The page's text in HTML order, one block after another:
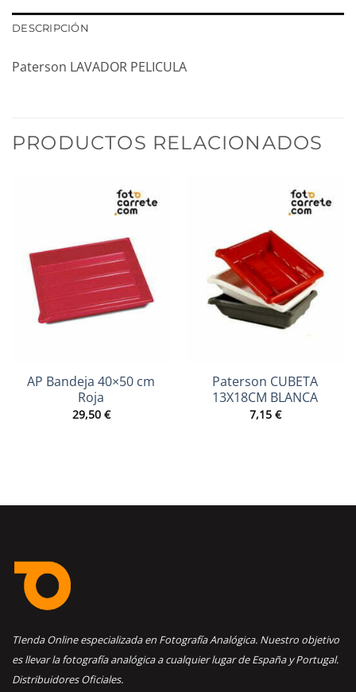
DESCRIPCIÓN
Paterson LAVADOR PELICULA
PRODUCTOS RELACIONADOS
AP Bandeja 40×50 cm
Roja
29,50 €
Paterson CUBETA
13X18CM BLANCA
7,15 €
TIenda Online especializada en Fotografía Analógica. Nuestro objetivo
es llevar la fotografía analógica a cualquier lugar de España y Portugal.
Distribuidores Oficiales.